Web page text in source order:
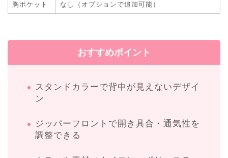
胸ポケット なし（オプションで追加可能）
おすすめポイント
スタンドカラーで背中が見えないデザイ
ン
ジッパーフロントで開き具合・通気性を
調整できる